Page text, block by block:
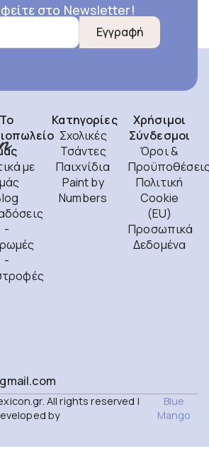
στο Newsletter!
Εγγραφή
Το
με
-
-
Κατηγορίες
Σχολικές
Τσάντες
Παιχνίδια
Paint by
Numbers
Χρήσιμοι
Σύνδεσμοι
Όροι &
Πολιτική
Cookie
(EU)
Προσωπικά
Δεδομένα
All rights reserved |
by
Blue
Mango